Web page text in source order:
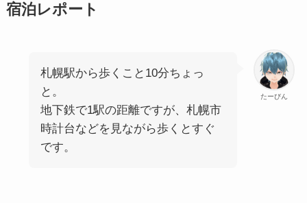
宿泊レポート
たーびん
札幌駅から歩くこと10分ちょっ
と。
地下鉄で1駅の距離ですが、札幌市
時計台などを見ながら歩くとすぐ
です。